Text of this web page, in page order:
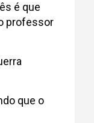
é que
professor
que o